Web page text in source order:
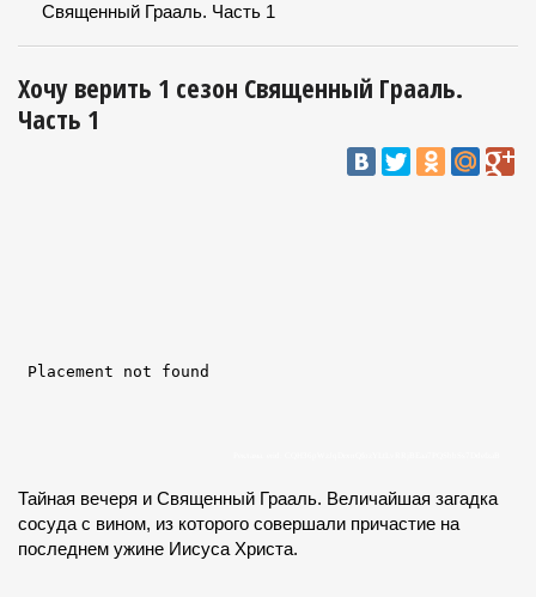
Священный Грааль. Часть 1
Хочу верить 1 сезон Священный Грааль.
Часть 1
Тайная вечеря и Священный Грааль. Величайшая загадка
сосуда с вином, из которого совершали причастие на
последнем ужине Иисуса Христа.